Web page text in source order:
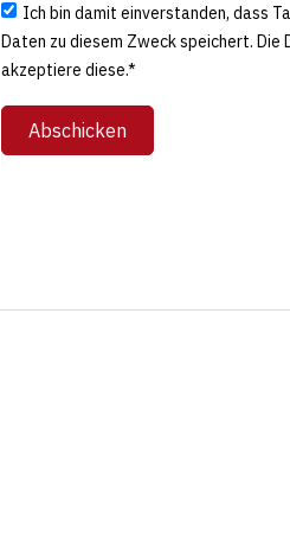
Ich bin damit einverstanden, dass
Daten zu diesem Zweck speichert. Die
akzeptiere diese.*
Abschicken